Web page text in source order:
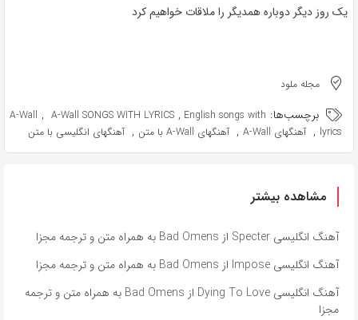
یک روز دیگر دوباره همدیگر را ملاقات خواهیم کرد
مجله ملود
برچسب‌ها: A-Wall , A-Wall SONGS WITH LYRICS , English songs with
lyrics
, آهنگهای A-Wall , آهنگهای A-Wall با متن , آهنگهای انگلیسی با متن
مشاهده بیشتر
آهنگ انگلیسی Specter از Bad Omens به همراه متن و ترجمه مجزا
آهنگ انگلیسی Impose از Bad Omens به همراه متن و ترجمه مجزا
آهنگ انگلیسی Dying To Love از Bad Omens به همراه متن و ترجمه
مجزا